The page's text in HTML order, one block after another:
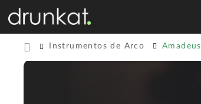
Instrumentos de Arco Amadeus